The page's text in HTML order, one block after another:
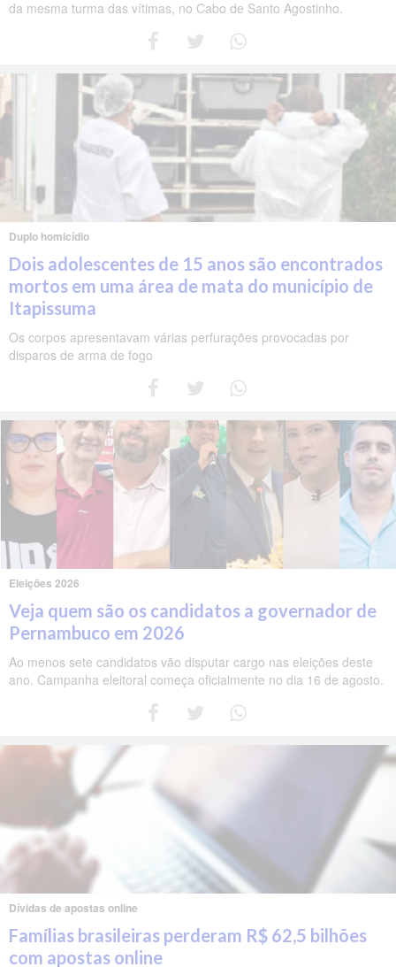
da mesma turma das vítimas, no Cabo de Santo Agostinho.
Duplo homicídio
Dois adolescentes de 15 anos são encontrados
mortos em uma área de mata do município de
Itapissuma
Os corpos apresentavam várias perfurações provocadas por
disparos de arma de fogo
Eleições 2026
Veja quem são os candidatos a governador de
Pernambuco em 2026
Ao menos sete candidatos vão disputar cargo nas eleições deste
ano. Campanha eleitoral começa oficialmente no dia 16 de agosto.
Dívidas de apostas online
Famílias brasileiras perderam R$ 62,5 bilhões
com apostas online